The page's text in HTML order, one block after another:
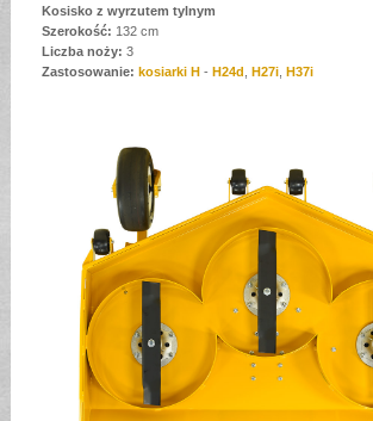
Kosisko z wyrzutem tylnym
Szerokość: 132 cm
Liczba noży: 3
Zastosowanie: kosiarki H- H24d H27i, H37i